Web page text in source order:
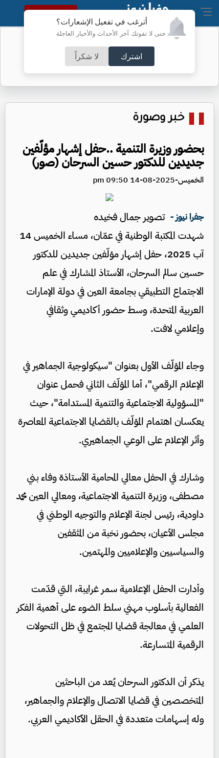
أترغب في تفعيل الإشعارات؟
حتى لا تفوتك آخر الأحداث والأخبار العاجلة
اشترك لا شكراً
النسخة الكاملة
خبر وصورة
بحضور وزيرة التنمية ..حفل إشهار مؤلّفين
جديدين للدكتور حسين السرحان (صور)
الخميس-2025-08-14 09:50 pm
جفرا نيوز - تصوير جمال فخيده
شهدت المكتبة الوطنية في عمّان، مساء الخميس 14
آب 2025، حفل إشهار مؤلّفين جديدين للدكتور
حسين سالم السرحان، الأستاذ المشارك في علم
الاجتماع التطبيقي بجامعة العين في دولة الإمارات
العربية المتحدة، وسط حضور أكاديمي وثقافي
وإعلامي لافت.
وجاء المؤلّف الأول بعنوان "سيكولوجية الجماهير في
الإعلام الرقمي"، أما المؤلّف الثاني فحمل عنوان
"المسؤولية الاجتماعية والتنمية المستدامة"، حيث
يعكسان اهتمام المؤلّف بالقضايا الاجتماعية المعاصرة
وأثر الإعلام على الوعي الجماهيري.
وشارك في الحفل معالي المحامية الأستاذة وفاء بني
مصطفى، وزيرة التنمية الاجتماعية، ومعالي العين محمد
داودية، رئيس لجنة الإعلام والتوجيه الوطني في
مجلس الأعيان، بحضور نخبة من المثقفين
والسياسيين والإعلاميين والمهتمين.
وأدارت الحفل الإعلامية سمر غرايبة، التي قدّمت
الفعالية بأسلوب مهني سلط الضوء على أهمية الفكر
العلمي في معالجة قضايا المجتمع في ظل التحولات
الرقمية المتسارعة.
يذكر أن الدكتور السرحان يُعد من الباحثين
المتخصصين في قضايا الاتصال والإعلام والجماهير،
وله إسهامات متعددة في الحقل الأكاديمي العربي.